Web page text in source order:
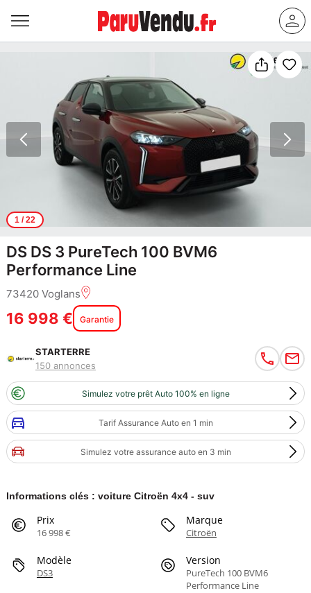
1/ 22
DS DS 3 PureTech 100 BVM6
Performance Line
73420 Voglans
16 998 € Garantie
STARTERRE
150 annonces
Simulez votre prêt Auto 100% en ligne
Tarif Assurance Auto en 1 min
Simulez votre assurance auto en 3 min
Informations clés : voiture Citroën 4x4 - suv
Prix
16 998 €
Marque
Citroën
Modèle
DS3
Version
PureTech 100 BVM6
Performance Line